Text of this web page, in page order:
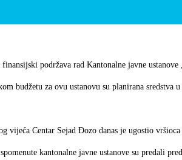
podržava rad Kantonalne javne ustanove
budžetu za ovu ustanovu su planirana sredstva
vijeća Centar Sejad Đozo danas je ugostio
kantonalne javne ustanove su predali